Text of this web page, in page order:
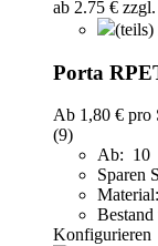
(teils)
Porta
Ab 1,80 € pro
(9)
Ab: 10
Sparen
Konfigurieren